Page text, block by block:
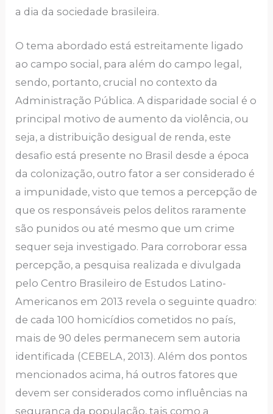
a dia da sociedade brasileira.
O tema abordado está estreitamente ligado
ao campo social, para além do campo legal,
sendo, portanto, crucial no contexto da
Administração Pública. A disparidade social é o
principal motivo de aumento da violência, ou
seja, a distribuição desigual de renda, este
desafio está presente no Brasil desde a época
da colonização, outro fator a ser considerado é
a impunidade, visto que temos a percepção de
que os responsáveis pelos delitos raramente
são punidos ou até mesmo que um crime
sequer seja investigado. Para corroborar essa
percepção, a pesquisa realizada e divulgada
pelo Centro Brasileiro de Estudos Latino-
Americanos em 2013 revela o seguinte quadro:
de cada 100 homicídios cometidos no país,
mais de 90 deles permanecem sem autoria
identificada (CEBELA, 2013). Além dos pontos
mencionados acima, há outros fatores que
devem ser considerados como influências na
segurança da população, tais como a